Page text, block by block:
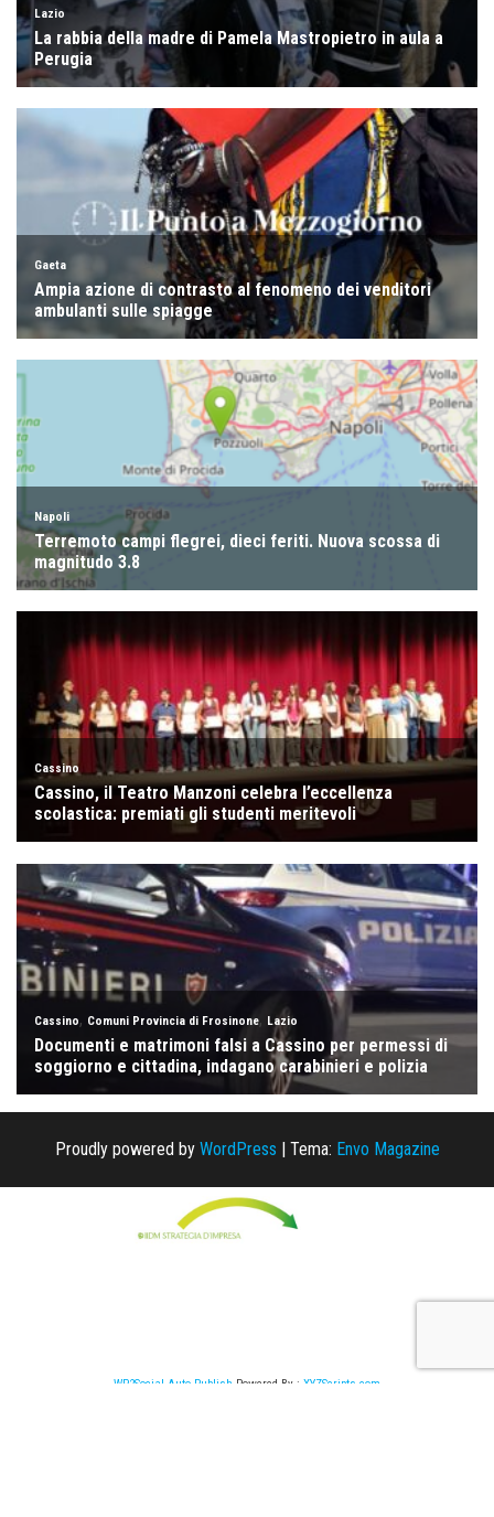
Proudly powered by WordPress | Tema: Envo Magazine
WP2Social Auto Publish Powered By : XYZScripts.com